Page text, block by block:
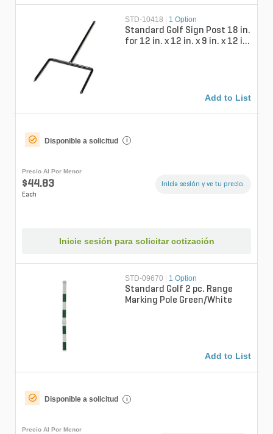
STD-10418 1 Option
Standard Golf Sign Post 18 in.
for 12 in. x 12 in. x 9 in. x 12 in.
Add to List
Disponible a solicitud i
Precio Al Por Menor
$44.83
Each
Inicia sesión y ve tu precio.
Inicie sesión para solicitar cotización
STD-09670 1 Option
Standard Golf 2 pc. Range
Marking Pole Green/White
Add to List
Disponible a solicitud i
Precio Al Por Menor